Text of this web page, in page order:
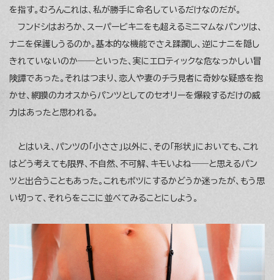
を指す。むろんこれは、私が勝手に命名しているだけなのだが。
フンドシはおろか、スーパービキニをも超えるミニマムなパンツは、
ナニを保護しうるのか。基本的な機能でさえ蹂躙し、逆にナニを隠し
きれていないのか――といった、実にエロティックな危なっかしい冒
険譚であった。それはつまり、恋人や妻のチラ見者に奇妙な疑惑を抱
かせ、網膜のカオスからパンツとしてのセオリーを爆殺するだけの威
力はあったと思われる。
とはいえ、パンツの「小ささ」以外に、その「形状」においても、これ
はどう考えても限界、不自然、不可解、キモいよね――と思えるパン
ツと出合うこともあった。これもボツにするかどうか迷ったが、もう思
い切って、それらをここに並べてみることにしよう。